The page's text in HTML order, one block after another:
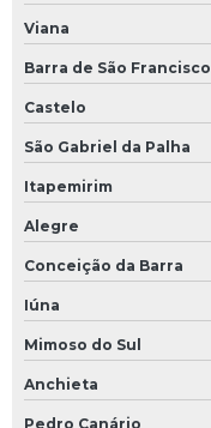
Viana
Barra de São Francisco
Castelo
São Gabriel da Palha
Itapemirim
Alegre
Conceição da Barra
Iúna
Mimoso do Sul
Anchieta
Pedro Canário